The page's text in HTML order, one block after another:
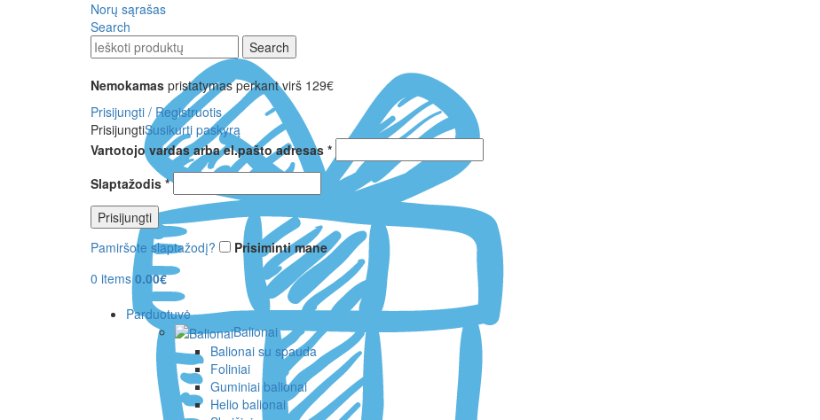
Norų sąrašas
Search
Search
Nemokamas pristatymas perkant virš 129€
Prisijungti / Registruotis
PrisijungtiSusikurti paskyrą
Vartotojo vardas arba el.pašto adresas *
Slaptažodis*
Prisijungti
Pamiršote slaptažodį?
Prisiminti mane
0 items 0.00€
Parduotuvė
Balionai
Balionai su spauda
Foliniai
Guminiai balionai
Helio balionai